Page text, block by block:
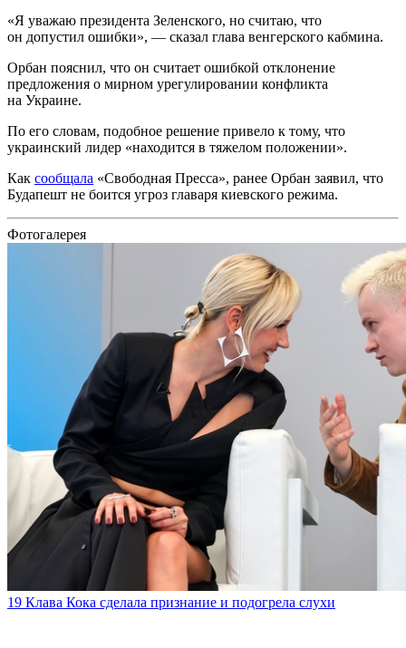
«Я уважаю президента Зеленского, но считаю, что
он допустил ошибки», — сказал глава венгерского кабмина.
Орбан пояснил, что он считает ошибкой отклонение
предложения о мирном урегулировании конфликта
на Украине.
По его словам, подобное решение привело к тому, что
украинский лидер «находится в тяжелом положении».
Как сообщала «Свободная Пресса», ранее Орбан заявил, что
Будапешт не боится угроз главаря киевского режима.
Фотогалерея
19 Клава Кока сделала признание и подогрела слухи